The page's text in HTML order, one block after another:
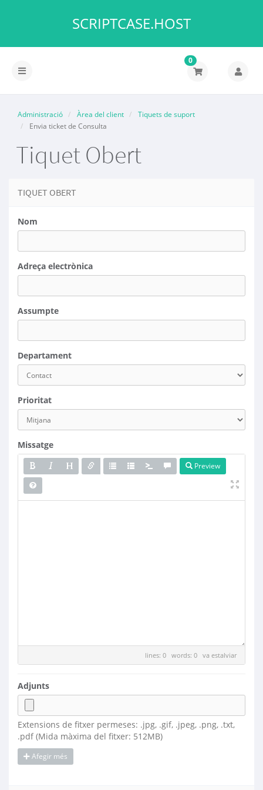
SCRIPTCASE.HOST
Canvia
navegació
0
Administració Àrea del client
Tiquets de suport
Envia ticket de Consulta
Tiquet Obert
TIQUET OBERT
Nom
Adreça electrònica
Assumpte
Departament
Prioritat
Missatge
Preview
lines: 0 words: 0 va estalviar
Adjunts
Extensions de fitxer permeses: .jpg, .gif, .jpeg, .png, .txt,
.pdf (Mida màxima del fitxer: 512MB)
Afegir més